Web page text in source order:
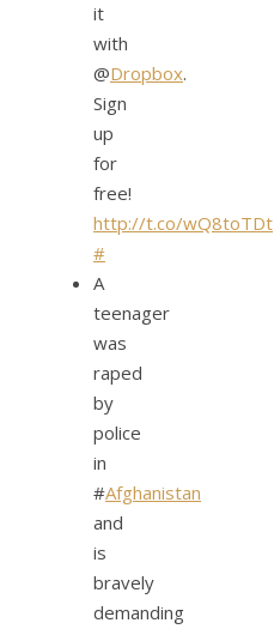
it
with
@Dropbox.
Sign
up
for
free!
http://t.co/wQ8toTDt
#
A
teenager
was
raped
by
police
in
#Afghanistan
and
is
bravely
demanding